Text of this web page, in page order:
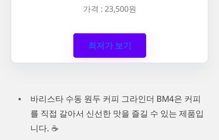
가격 : 23,500원
최저가 보기
바리스타 수동 원두 커피 그라인더 BM4은 커피
를 직접 갈아서 신선한 맛을 즐길 수 있는 제품입
니다. ☕️